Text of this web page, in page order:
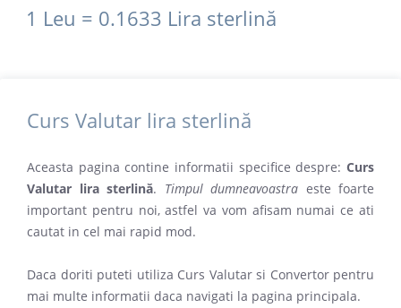
1 Leu = 0.1633 Lira sterlină
Curs Valutar lira sterlină
Aceasta pagina contine informatii specifice despre: Curs
Valutar lira sterlină. Timpul dumneavoastra este foarte
important pentru noi, astfel va vom afisam numai ce ati
cautat in cel mai rapid mod.
Daca doriti puteti utiliza Curs Valutar si Convertor pentru
mai multe informatii daca navigati la pagina principala.